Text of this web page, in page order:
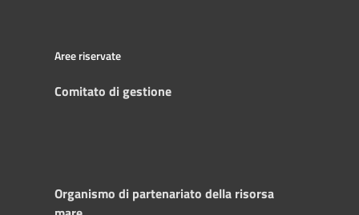
Aree riservate
Comitato di gestione
Organismo di partenariato della risorsa